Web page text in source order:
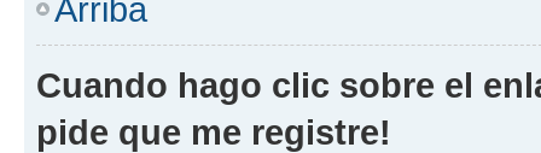
Arriba
Cuando hago clic sobre el
pide que me registre!